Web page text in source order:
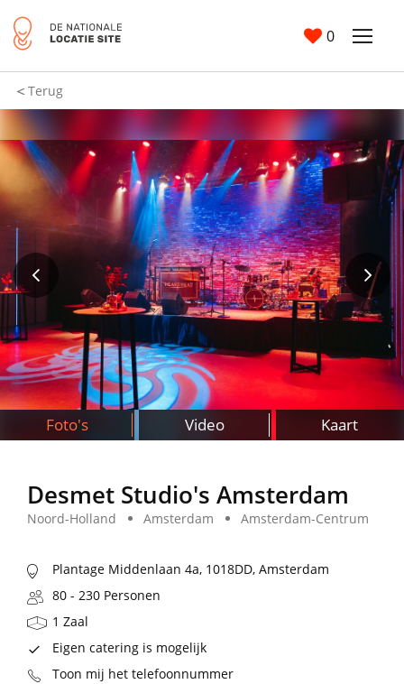
0
Terug
Foto's Video Kaart
Desmet Studio's Amsterdam
Noord-Holland Amsterdam Amsterdam-Centrum
Plantage Middenlaan 4a, 1018DD, Amsterdam
80 - 230 Personen
1 Zaal
Eigen catering is mogelijk
Toon mij het telefoonnummer